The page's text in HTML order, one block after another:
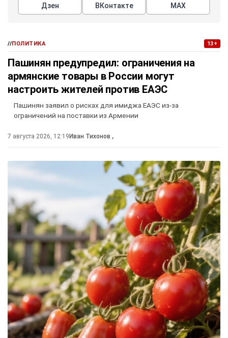
Дзен ВКонтакте МАХ
//ПОЛИТИКА 13+
Пашинян предупредил: ограничения на
армянские товары в России могут
настроить жителей против ЕАЭС
Пашинян заявил о рисках для имиджа ЕАЭС из-за
ограничений на поставки из Армении
7 августа 2026, 12:19Иван Тихонов ,